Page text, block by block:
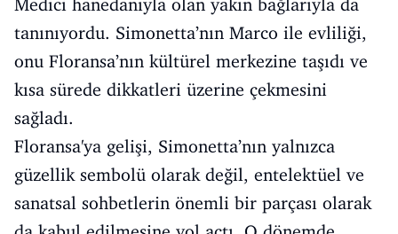
Medici hanedanıyla olan yakın bağlarıyla da
tanınıyordu. Simonetta’nın Marco ile evliliği,
onu Floransa’nın kültürel merkezine taşıdı ve
kısa sürede dikkatleri üzerine çekmesini
sağladı.
Floransa'ya gelişi, Simonetta’nın yalnızca
güzellik sembolü olarak değil, entelektüel ve
sanatsal sohbetlerin önemli bir parçası olarak